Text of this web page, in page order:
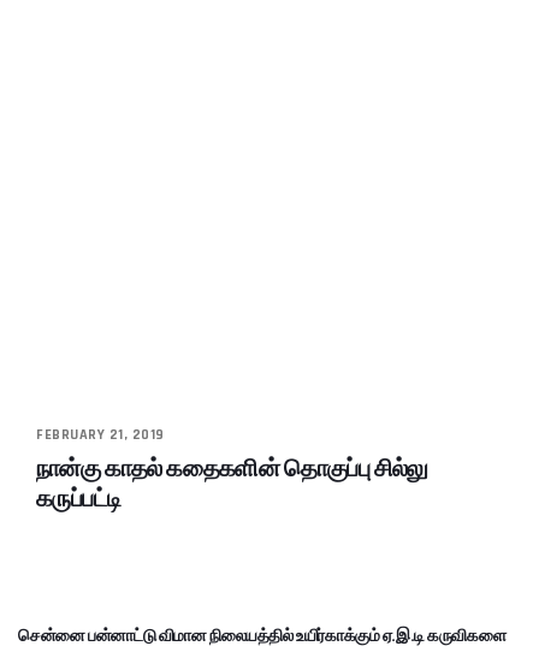
FEBRUARY 21, 2019
நான்கு காதல் கதைகளின் தொகுப்பு சில்லு
கருப்பட்டி
சென்னை பன்னாட்டு விமான நிலையத்தில் உயிர்காக்கும் ஏ.இ.டி கருவிகளை